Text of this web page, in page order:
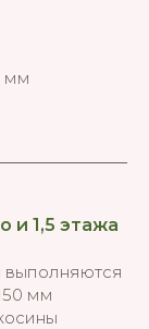
мм
и 1,5 этажа
выполняются
мм